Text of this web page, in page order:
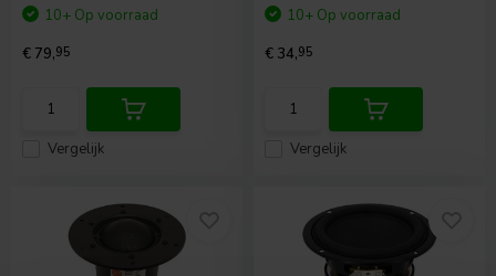
Vergelijk
10+ Op voorraad
€ 79,95
Vergelijk
10+ Op voorraad
€ 34,95